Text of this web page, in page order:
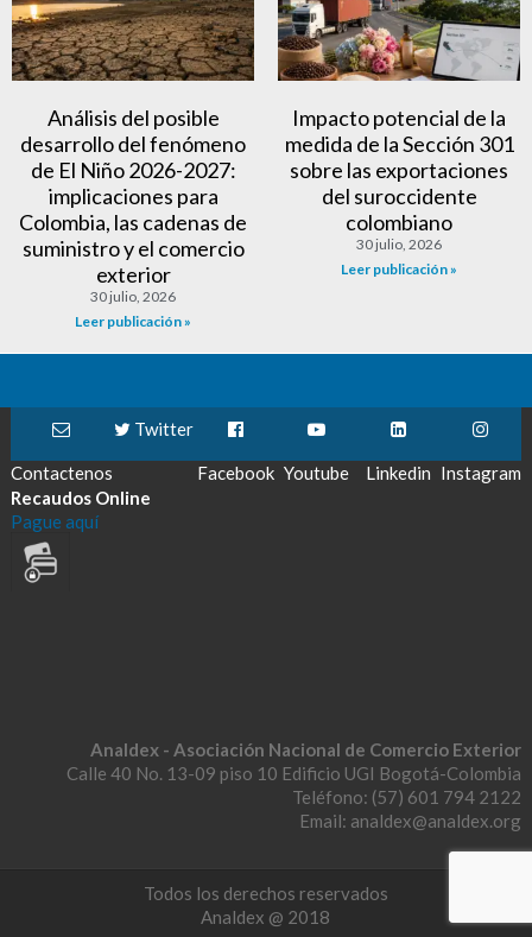
Análisis del posible
desarrollo del fenómeno
de El Niño 2026-2027:
implicaciones para
Colombia, las cadenas de
suministro y el comercio
exterior
30 julio, 2026
Leer publicación »
Impacto potencial de la
medida de la Sección 301
sobre las exportaciones
del suroccidente
colombiano
30 julio, 2026
Leer publicación »
Contactenos
Twitter
Facebook Youtube Linkedin Instagram
Recaudos Online
Pague aquí
Analdex - Asociación Nacional de Comercio Exterior
Calle 40 No. 13-09 piso 10 Edificio UGI Bogotá-Colombia
Teléfono: (57) 601 794 2122
Email: analdex@analdex.org
Todos los derechos reservados
Analdex @ 2018